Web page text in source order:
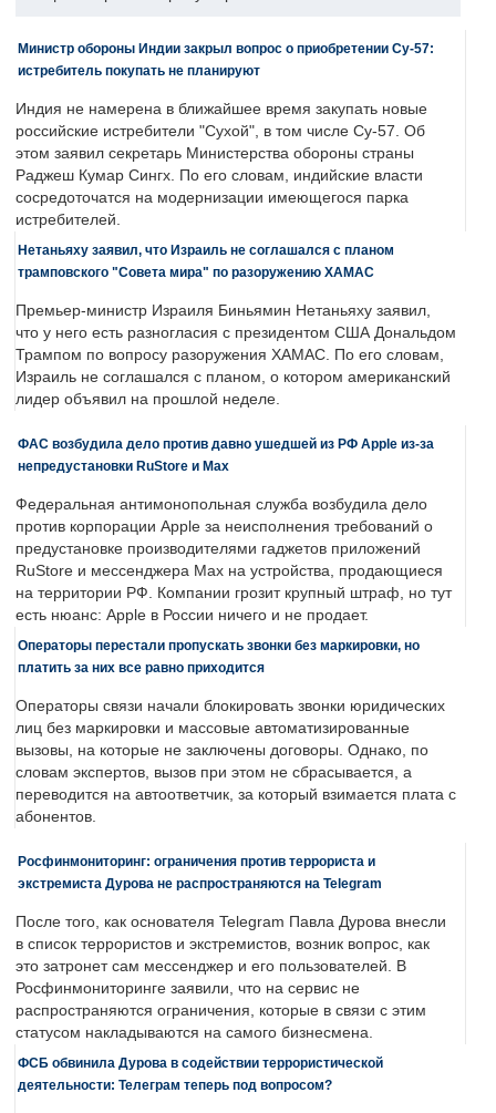
Министр обороны Индии закрыл вопрос о приобретении Су-57:
истребитель покупать не планируют
Индия не намерена в ближайшее время закупать новые
российские истребители "Сухой", в том числе Су-57. Об
этом заявил секретарь Министерства обороны страны
Раджеш Кумар Сингх. По его словам, индийские власти
сосредоточатся на модернизации имеющегося парка
истребителей.
Нетаньяху заявил, что Израиль не соглашался с планом
трамповского "Совета мира" по разоружению ХАМАС
Премьер-министр Израиля Биньямин Нетаньяху заявил,
что у него есть разногласия с президентом США Дональдом
Трампом по вопросу разоружения ХАМАС. По его словам,
Израиль не соглашался с планом, о котором американский
лидер объявил на прошлой неделе.
ФАС возбудила дело против давно ушедшей из РФ Apple из-за
непредустановки RuStore и Max
Федеральная антимонопольная служба возбудила дело
против корпорации Apple за неисполнения требований о
предустановке производителями гаджетов приложений
RuStore и мессенджера Max на устройства, продающиеся
на территории РФ. Компании грозит крупный штраф, но тут
есть нюанс: Apple в России ничего и не продает.
Операторы перестали пропускать звонки без маркировки, но
платить за них все равно приходится
Операторы связи начали блокировать звонки юридических
лиц без маркировки и массовые автоматизированные
вызовы, на которые не заключены договоры. Однако, по
словам экспертов, вызов при этом не сбрасывается, а
переводится на автоответчик, за который взимается плата с
абонентов.
Росфинмониторинг: ограничения против террориста и
экстремиста Дурова не распространяются на Telegram
После того, как основателя Telegram Павла Дурова внесли
в список террористов и экстремистов, возник вопрос, как
это затронет сам мессенджер и его пользователей. В
Росфинмониторинге заявили, что на сервис не
распространяются ограничения, которые в связи с этим
статусом накладываются на самого бизнесмена.
ФСБ обвинила Дурова в содействии террористической
деятельности: Телеграм теперь под вопросом?